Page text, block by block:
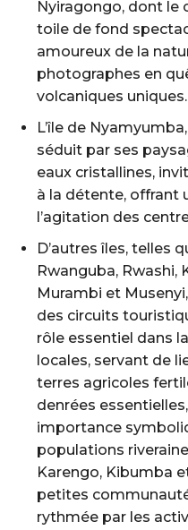
Nyiragongo, dont le
toile de fond
amoureux de la
photographes en
volcaniques uniques.
L’île de
séduit par ses
eaux cristallines,
à la détente, offrant
l’agitation des
D’autres îles, telles
Rwanguba, Rwashi,
Murambi et
des circuits
rôle essentiel dans
locales, servant de
terres agricoles
denrées
importance
populations
Karengo, Kibumba
petites
rythmée par les